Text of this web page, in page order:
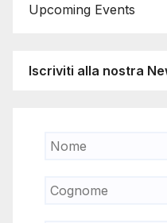
Upcoming Events
Iscriviti alla nostra